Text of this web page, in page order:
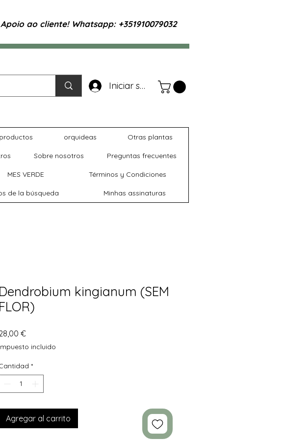
Apoio ao cliente! Whatsapp: +351910079032
Iniciar sesión
orquideas Otras plantas
Sobre nosotros Preguntas frecuentes
MES VERDE Términos y Condiciones
de la búsqueda Minhas assinaturas
Dendrobium kingianum (SEM
FLOR)
€Precio
incluido
*
Agregar al carrito